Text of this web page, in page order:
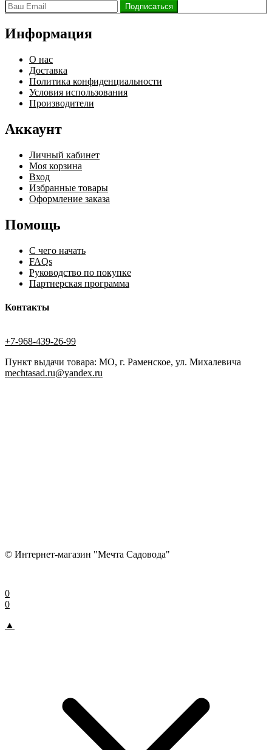
Информация
О нас
Доставка
Политика конфиденциальности
Условия использования
Производители
Аккаунт
Личный кабинет
Моя корзина
Вход
Избранные товары
Оформление заказа
Помощь
С чего начать
FAQs
Руководство по покупке
Партнерская программа
Контакты
+7-968-439-26-99
Пункт выдачи товара: МО, г. Раменское, ул. Михалевича
mechtasad.ru@yandex.ru
© Интернет-магазин "Мечта Садовода"
0
0
▲